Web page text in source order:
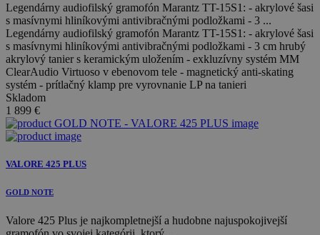
Legendárny audiofilský gramofón Marantz TT-15S1: - akrylové šasi
s masívnymi hliníkovými antivibračnými podložkami - 3 ...
Legendárny audiofilský gramofón Marantz TT-15S1: - akrylové šasi
s masívnymi hliníkovými antivibračnými podložkami - 3 cm hrubý
akrylový tanier s keramickým uložením - exkluzívny systém MM
ClearAudio Virtuoso v ebenovom tele - magnetický anti-skating
systém - prítlačný klamp pre vyrovnanie LP na tanieri
Skladom
1 899 €
VALORE 425 PLUS
GOLD NOTE
Valore 425 Plus je najkompletnejší a hudobne najuspokojivejší